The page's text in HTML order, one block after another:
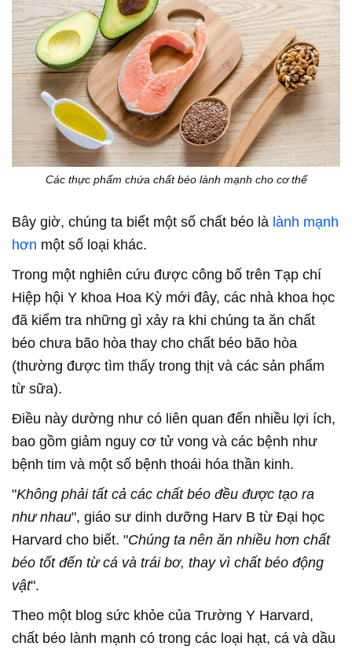
Các thực phẩm chứa chất béo lành mạnh cho cơ thể
Bây giờ, chúng ta biết một số chất béo là lành mạnh
hơn một số loại khác.
Trong một nghiên cứu được công bố trên Tạp chí
Hiệp hội Y khoa Hoa Kỳ mới đây, các nhà khoa học
đã kiểm tra những gì xảy ra khi chúng ta ăn chất
béo chưa bão hòa thay cho chất béo bão hòa
(thường được tìm thấy trong thịt và các sản phẩm
từ sữa).
Điều này dường như có liên quan đến nhiều lợi ích,
bao gồm giảm nguy cơ tử vong và các bệnh như
bệnh tim và một số bệnh thoái hóa thần kinh.
"Không phải tất cả các chất béo đều được tạo ra
như nhau", giáo sư dinh dưỡng Harv B từ Đại học
Harvard cho biết. "Chúng ta nên ăn nhiều hơn chất
béo tốt đến từ cá và trái bơ, thay vì chất béo động
vật".
Theo một blog sức khỏe của Trường Y Harvard,
chất béo lành mạnh có trong các loại hạt, cá và dầu